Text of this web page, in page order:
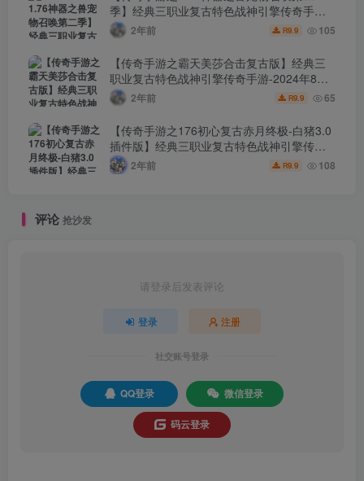
季】经典三职业复古特色战神引擎传奇手
游-2024年8月7日最新打包Win服务端源码视
频架设教程-新版GM多功能网页授权物品后
台-GM直冲网页后台-安卓苹果IOS双端版
本！
2年前 R9.9 105
【传奇手游之霸天美莎合击复古版】经典三
职业复古特色战神引擎传奇手游-2024年8月7
日最新打包Win服务端源码视频架设教程-新
版GM多功能网页授权物品后台-GM直冲网页
后台-安卓苹果IOS双端版本！
2年前 R9.9 65
【传奇手游之176初心复古赤月终极-白猪3.0
插件版】经典三职业复古特色战神引擎传奇
手游-2024年8月6日最新打包Win服务端源码
视频架设教程-新版GM多功能网页授权物品
2年前 R9.9 108
评论 抢沙发
请登录后发表评论
登录 注册
社交账号登录
QQ登录 微信登录
码云登录